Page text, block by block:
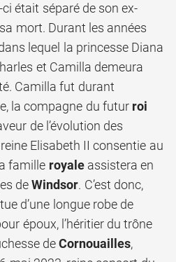
était séparé de son ex-
mort. Durant les années
lequel la princesse Diana
et Camilla demeura
Camilla fut durant
la compagne du futur roi
de l’évolution des
Elisabeth II consentie au
famille royaleassistera en
deWindsor. C’est donc,
d’une longue robe de
époux, l’héritier du trône
deCornouailles,